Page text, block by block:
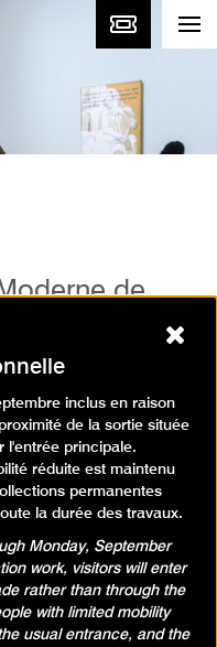
de
les performances,
que nous
cours
inclus en raison
de la sortie située
l'entrée principale.
réduite est maintenu
permanentes
la durée des travaux.
Monday, September
work, visitors will enter
rather than through the
with limited mobility
usual entrance, and the